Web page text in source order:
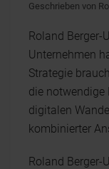
Geschrieben von
Roland Berger-
Unternehmen
Strategie
die notwendige
digitalen
kombinierter
Roland Berger-